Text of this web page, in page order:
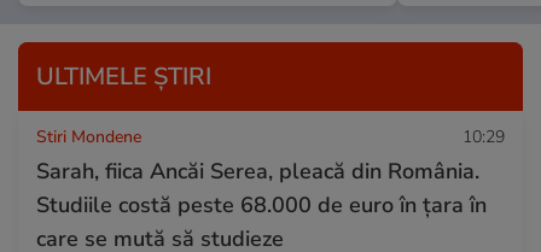
ULTIMELE ȘTIRI
Stiri Mondene 10:29
Sarah, fiica Ancăi Serea, pleacă din România.
Studiile costă peste 68.000 de euro în țara în
care se mută să studieze